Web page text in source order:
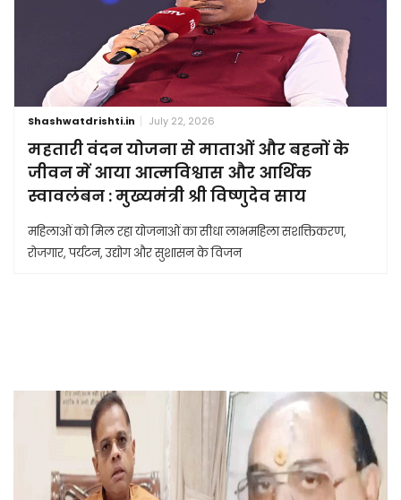
Shashwatdrishti.in July 22, 2026
महतारी वंदन योजना से माताओं और बहनों के
जीवन में आया आत्मविश्वास और आर्थिक
स्वावलंबन : मुख्यमंत्री श्री विष्णुदेव साय
महिलाओं को मिल रहा योजनाओं का सीधा लाभमहिला सशक्तिकरण,
रोजगार, पर्यटन, उद्योग और सुशासन के विजन